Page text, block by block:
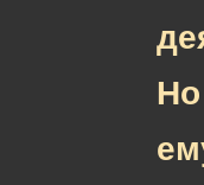
Но